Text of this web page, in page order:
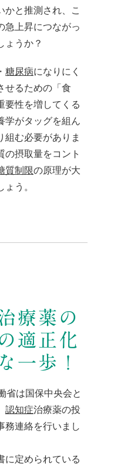
かと推測され、こ
急上昇につながっ
ょうか？
糖尿病になりにく
せるための「食
要性を増してくる
学がタッグを組ん
組む必要がありま
の摂取量をコント
質制限の原理が大
う。
療薬の
適正化
一歩！
省は国保中央会と
認知症治療薬の投
務連絡を行いまし
に定められている